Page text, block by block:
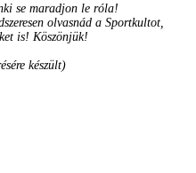
se maradjon le róla!
olvasnád a Sportkultot,
is! Köszönjük!
készült)